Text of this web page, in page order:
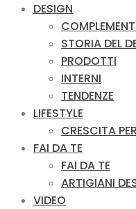
DESIGN
STORIA DEL
PRODOTTI
INTERNI
TENDENZE
LIFESTYLE
CRESCITA
FAI DA TE
FAI DA TE
ARTIGIANI
VIDEO